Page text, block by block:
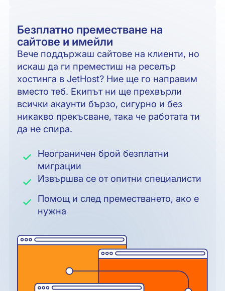
Безплатно преместване на
сайтове и имейли
Вече поддържаш сайтове на клиенти, но
искаш да ги преместиш на реселър
хостинга в JetHost? Ние ще го направим
вместо теб. Екипът ни ще прехвърли
всички акаунти бързо, сигурно и без
никакво прекъсване, така че работата ти
да не спира.
Неограничен брой безплатни
миграции
Извършва се от опитни специалисти
Помощ и след преместването, ако е
нужна